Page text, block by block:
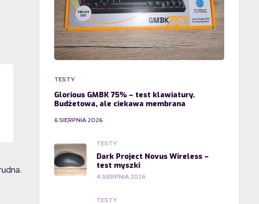
TESTY
Glorious GMBK 75% – test klawiatury.
Budżetowa, ale ciekawa membrana
6 SIERPNIA 2026
TESTY
Dark Project Novus Wireless –
test myszki
4 SIERPNIA 2026
TESTY